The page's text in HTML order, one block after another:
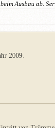
Ausbau ab.
2009.